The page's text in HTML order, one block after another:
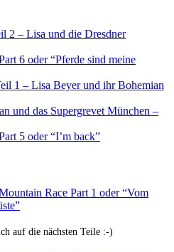
2 – Lisa und die Dresdner
6 oder “Pferde sind meine
1 – Lisa Beyer und ihr Bohemian
und das Supergrevet München –
5 oder “I’m back”
Race Part 1 oder “Vom
auf die nächsten Teile :-)